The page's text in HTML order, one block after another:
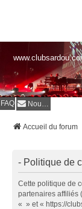
FAQ Nous contacter
Accueil du forum
- Politique de
Cette politique de
partenaires affiliés
« » et « https://